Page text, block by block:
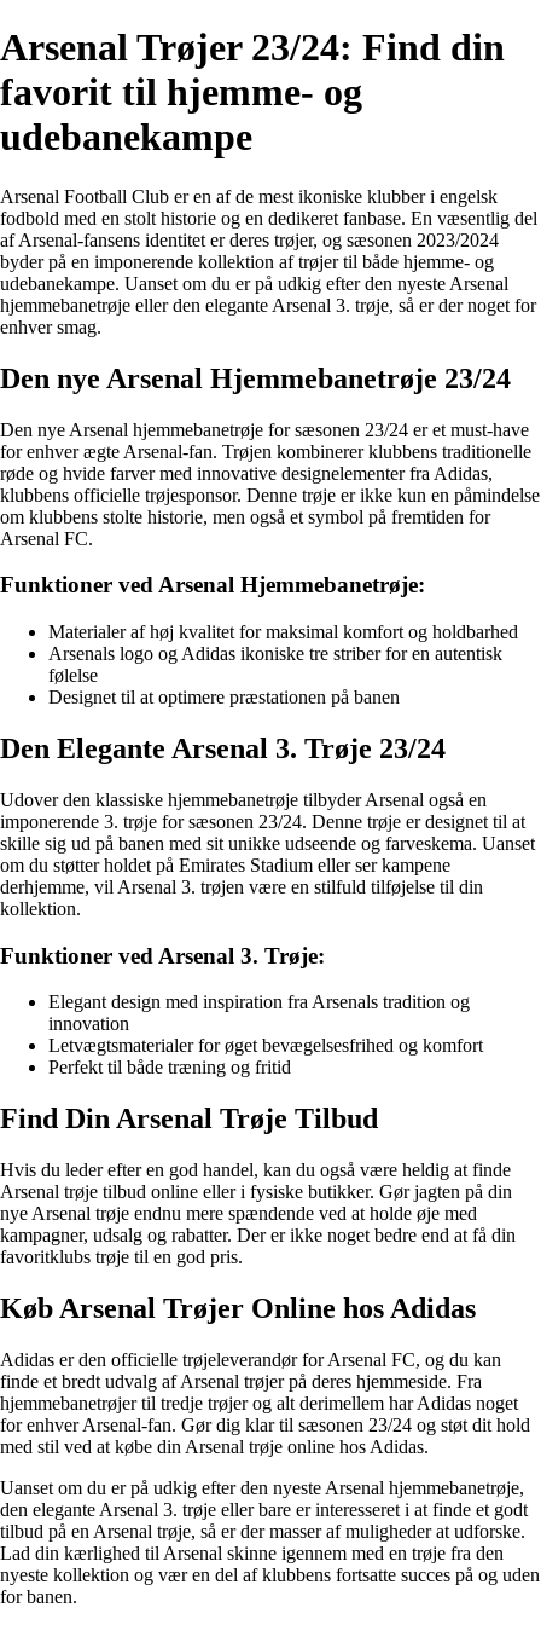
Arsenal Trøjer 23/24: Find din
favorit til hjemme- og
udebanekampe
Arsenal Football Club er en af de mest ikoniske klubber i engelsk
fodbold med en stolt historie og en dedikeret fanbase. En væsentlig del
af Arsenal-fansens identitet er deres trøjer, og sæsonen 2023/2024
byder på en imponerende kollektion af trøjer til både hjemme- og
udebanekampe. Uanset om du er på udkig efter den nyeste Arsenal
hjemmebanetrøje eller den elegante Arsenal 3. trøje, så er der noget for
enhver smag.
Den nye Arsenal Hjemmebanetrøje 23/24
Den nye Arsenal hjemmebanetrøje for sæsonen 23/24 er et must-have
for enhver ægte Arsenal-fan. Trøjen kombinerer klubbens traditionelle
røde og hvide farver med innovative designelementer fra Adidas,
klubbens officielle trøjesponsor. Denne trøje er ikke kun en påmindelse
om klubbens stolte historie, men også et symbol på fremtiden for
Arsenal FC.
Funktioner ved Arsenal Hjemmebanetrøje:
Materialer af høj kvalitet for maksimal komfort og holdbarhed
Arsenals logo og Adidas ikoniske tre striber for en autentisk
følelse
Designet til at optimere præstationen på banen
Den Elegante Arsenal 3. Trøje 23/24
Udover den klassiske hjemmebanetrøje tilbyder Arsenal også en
imponerende 3. trøje for sæsonen 23/24. Denne trøje er designet til at
skille sig ud på banen med sit unikke udseende og farveskema. Uanset
om du støtter holdet på Emirates Stadium eller ser kampene
derhjemme, vil Arsenal 3. trøjen være en stilfuld tilføjelse til din
kollektion.
Funktioner ved Arsenal 3. Trøje:
Elegant design med inspiration fra Arsenals tradition og
innovation
Letvægtsmaterialer for øget bevægelsesfrihed og komfort
Perfekt til både træning og fritid
Find Din Arsenal Trøje Tilbud
Hvis du leder efter en god handel, kan du også være heldig at finde
Arsenal trøje tilbud online eller i fysiske butikker. Gør jagten på din
nye Arsenal trøje endnu mere spændende ved at holde øje med
kampagner, udsalg og rabatter. Der er ikke noget bedre end at få din
favoritklubs trøje til en god pris.
Køb Arsenal Trøjer Online hos Adidas
Adidas er den officielle trøjeleverandør for Arsenal FC, og du kan
finde et bredt udvalg af Arsenal trøjer på deres hjemmeside. Fra
hjemmebanetrøjer til tredje trøjer og alt derimellem har Adidas noget
for enhver Arsenal-fan. Gør dig klar til sæsonen 23/24 og støt dit hold
med stil ved at købe din Arsenal trøje online hos Adidas.
Uanset om du er på udkig efter den nyeste Arsenal hjemmebanetrøje,
den elegante Arsenal 3. trøje eller bare er interesseret i at finde et godt
tilbud på en Arsenal trøje, så er der masser af muligheder at udforske.
Lad din kærlighed til Arsenal skinne igennem med en trøje fra den
nyeste kollektion og vær en del af klubbens fortsatte succes på og uden
for banen.